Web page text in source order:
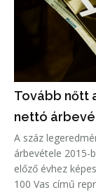
Tovább nőtt
nettó
A száz
árbevétele
előző évhez
100 Vas című